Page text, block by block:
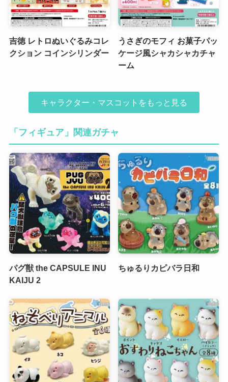
吉徳 レトロぬいぐるみコレ
クション コインシリンダー
うさぎのモフィ お菓子パッ
ケージ風シャカシャカチャ
ーム
キャラクター・マスコットをもっと見る
「フィギュア」関連ガチャ
パグ獣 the CAPSULE INU
KAIJU 2
ちゅるりカピバラ日和